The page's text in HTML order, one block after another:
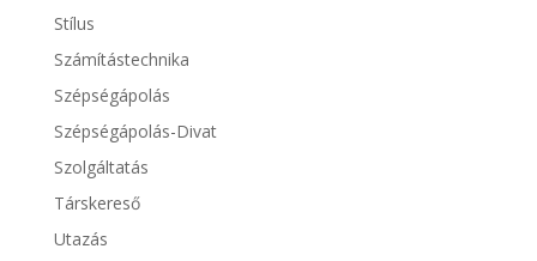
Stílus
Számítástechnika
Szépségápolás
Szépségápolás-Divat
Szolgáltatás
Társkereső
Utazás